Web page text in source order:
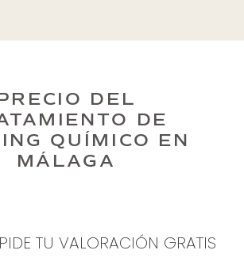
PRECIO DEL
DE
QUÍMICO EN
MÁLAGA
PIDE TU VALORACIÓN GRATIS